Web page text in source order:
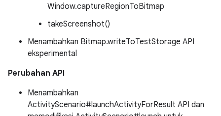
Window.captureRegionToBitmap
takeScreenshot()
Menambahkan Bitmap.writeToTestStorage API
eksperimental
Perubahan API
Menambahkan
ActivityScenario#launchActivityForResult API dan